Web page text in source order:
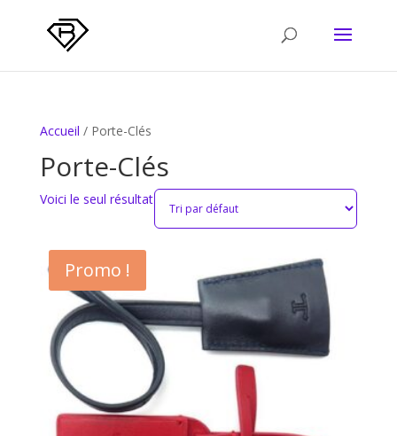
Accueil / Porte-Clés
Porte-Clés
Voici le seul résultat
Promo !